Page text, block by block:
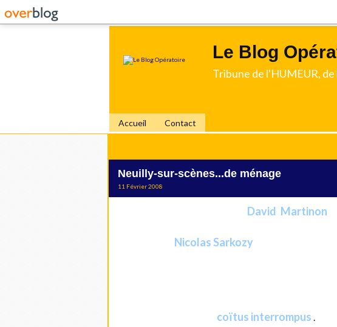
Le Blog
Tribune de l'HUMEUR,
Accueil Contact
Neuilly-sur-scènes...de ménage
11 Février 2008
David Martinon
Nicolas Sarkozy
coïtus interrompus .